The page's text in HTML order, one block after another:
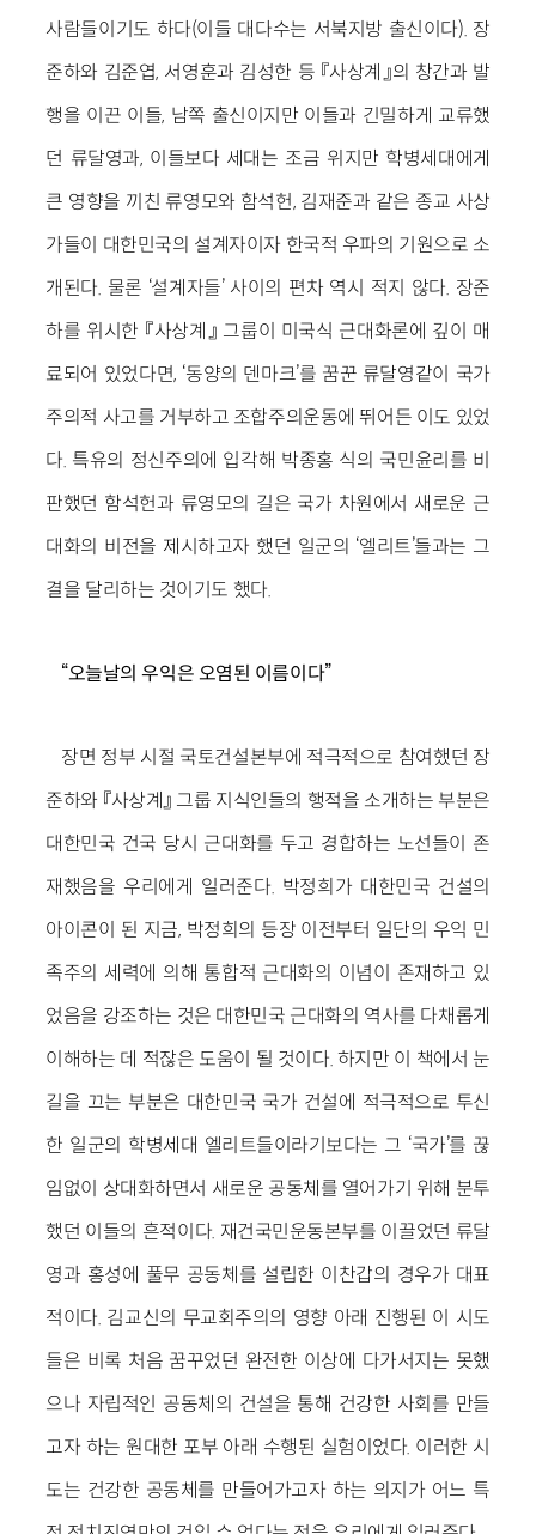
사람들이기도 하다(이들 대다수는 서북지방 출신이다). 장
준하와 김준엽, 서영훈과 김성한 등 『사상계』의 창간과 발
행을 이끈 이들, 남쪽 출신이지만 이들과 긴밀하게 교류했
던 류달영과, 이들보다 세대는 조금 위지만 학병세대에게
큰 영향을 끼친 류영모와 함석헌, 김재준과 같은 종교 사상
가들이 대한민국의 설계자이자 한국적 우파의 기원으로 소
개된다. 물론 ‘설계자들’ 사이의 편차 역시 적지 않다. 장준
하를 위시한 『사상계』 그룹이 미국식 근대화론에 깊이 매
료되어 있었다면, ‘동양의 덴마크’를 꿈꾼 류달영같이 국가
주의적 사고를 거부하고 조합주의운동에 뛰어든 이도 있었
다. 특유의 정신주의에 입각해 박종홍 식의 국민윤리를 비
판했던 함석헌과 류영모의 길은 국가 차원에서 새로운 근
대화의 비전을 제시하고자 했던 일군의 ‘엘리트’들과는 그
결을 달리하는 것이기도 했다.
“오늘날의 우익은 오염된 이름이다”
장면 정부 시절 국토건설본부에 적극적으로 참여했던 장
준하와 『사상계』 그룹 지식인들의 행적을 소개하는 부분은
대한민국 건국 당시 근대화를 두고 경합하는 노선들이 존
재했음을 우리에게 일러준다. 박정희가 대한민국 건설의
아이콘이 된 지금, 박정희의 등장 이전부터 일단의 우익 민
족주의 세력에 의해 통합적 근대화의 이념이 존재하고 있
었음을 강조하는 것은 대한민국 근대화의 역사를 다채롭게
이해하는 데 적잖은 도움이 될 것이다. 하지만 이 책에서 눈
길을 끄는 부분은 대한민국 국가 건설에 적극적으로 투신
한 일군의 학병세대 엘리트들이라기보다는 그 ‘국가’를 끊
임없이 상대화하면서 새로운 공동체를 열어가기 위해 분투
했던 이들의 흔적이다. 재건국민운동본부를 이끌었던 류달
영과 홍성에 풀무 공동체를 설립한 이찬갑의 경우가 대표
적이다. 김교신의 무교회주의의 영향 아래 진행된 이 시도
들은 비록 처음 꿈꾸었던 완전한 이상에 다가서지는 못했
으나 자립적인 공동체의 건설을 통해 건강한 사회를 만들
고자 하는 원대한 포부 아래 수행된 실험이었다. 이러한 시
도는 건강한 공동체를 만들어가고자 하는 의지가 어느 특